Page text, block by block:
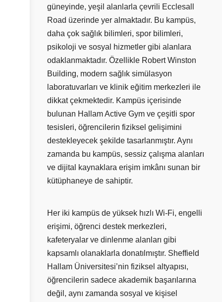
güneyinde, yeşil alanlarla çevrili Ecclesall
Road üzerinde yer almaktadır. Bu kampüs,
daha çok sağlık bilimleri, spor bilimleri,
psikoloji ve sosyal hizmetler gibi alanlara
odaklanmaktadır. Özellikle Robert Winston
Building, modern sağlık simülasyon
laboratuvarları ve klinik eğitim merkezleri ile
dikkat çekmektedir. Kampüs içerisinde
bulunan Hallam Active Gym ve çeşitli spor
tesisleri, öğrencilerin fiziksel gelişimini
destekleyecek şekilde tasarlanmıştır. Aynı
zamanda bu kampüs, sessiz çalışma alanları
ve dijital kaynaklara erişim imkânı sunan bir
kütüphaneye de sahiptir.
Her iki kampüs de yüksek hızlı Wi-Fi, engelli
erişimi, öğrenci destek merkezleri,
kafeteryalar ve dinlenme alanları gibi
kapsamlı olanaklarla donatılmıştır. Sheffield
Hallam Üniversitesi’nin fiziksel altyapısı,
öğrencilerin sadece akademik başarılarına
değil, aynı zamanda sosyal ve kişisel